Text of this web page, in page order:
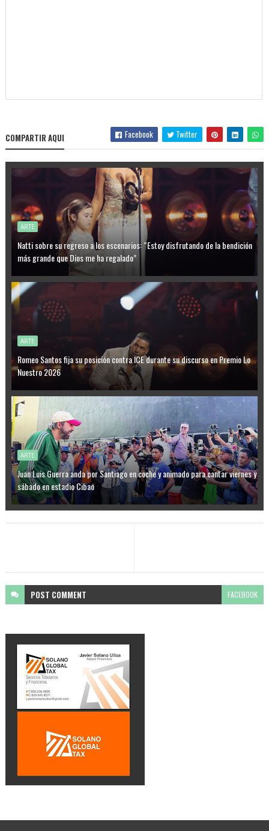
COMPARTIR AQUI Facebook Twitter
ARTE
Natti sobre su regreso a los escenarios: “Estoy disfrutando de la bendición
más grande que Dios me ha regalado”
ARTE
Romeo Santos fija su posición contra ICE durante su discurso en Premio Lo
Nuestro 2026
ARTE
Juan Luis Guerra anda por Santiago en coche y animado para cantar viernes y
sábado en estadio Cibao
POST COMMENT FACEBOOK